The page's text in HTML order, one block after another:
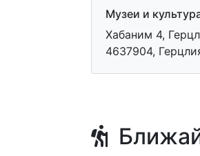
Музеи и
Хабаним 4,
4637904,